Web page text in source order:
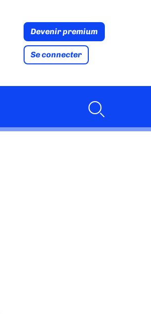
Devenir premium
Se connecter